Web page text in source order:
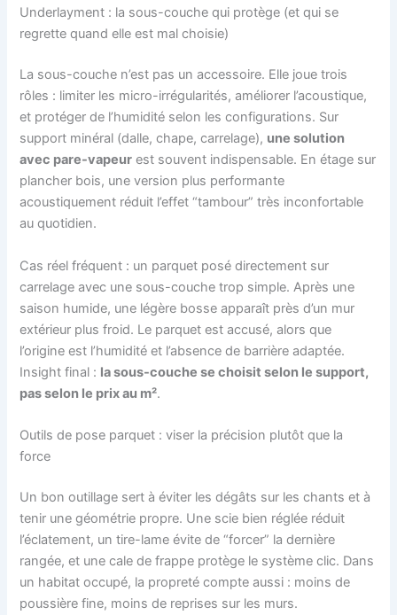
Underlayment : la sous-couche qui protège (et qui se
regrette quand elle est mal choisie)
La sous-couche n’est pas un accessoire. Elle joue trois
rôles : limiter les micro-irrégularités, améliorer l’acoustique,
et protéger de l’humidité selon les configurations. Sur
support minéral (dalle, chape, carrelage), une solution
avec pare-vapeur est souvent indispensable. En étage sur
plancher bois, une version plus performante
acoustiquement réduit l’effet “tambour” très inconfortable
au quotidien.
Cas réel fréquent : un parquet posé directement sur
carrelage avec une sous-couche trop simple. Après une
saison humide, une légère bosse apparaît près d’un mur
extérieur plus froid. Le parquet est accusé, alors que
l’origine est l’humidité et l’absence de barrière adaptée.
Insight final : la sous-couche se choisit selon le support,
pas selon le prix au m².
Outils de pose parquet : viser la précision plutôt que la
force
Un bon outillage sert à éviter les dégâts sur les chants et à
tenir une géométrie propre. Une scie bien réglée réduit
l’éclatement, un tire-lame évite de “forcer” la dernière
rangée, et une cale de frappe protège le système clic. Dans
un habitat occupé, la propreté compte aussi : moins de
poussière fine, moins de reprises sur les murs.